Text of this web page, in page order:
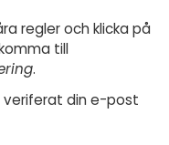
regler och klicka på
till
.
din e-post
& Bygg